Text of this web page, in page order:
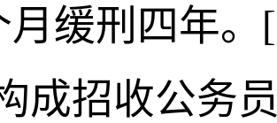
缓刑四年。
成招收公务